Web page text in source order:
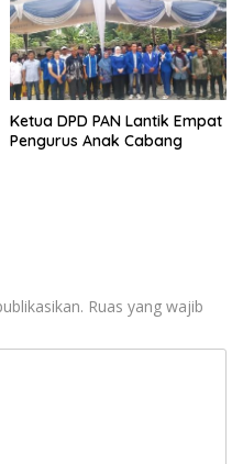
Ketua DPD PAN Lantik Empat
Pengurus Anak Cabang
Ruas yang wajib